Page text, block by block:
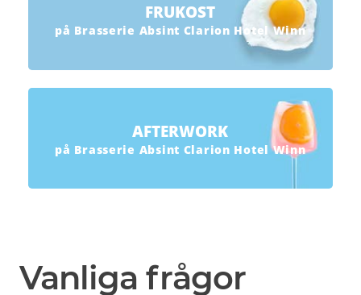
FRUKOST
på Brasserie Absint Clarion Hotel Winn
AFTERWORK
på Brasserie Absint Clarion Hotel Winn
Vanliga frågor